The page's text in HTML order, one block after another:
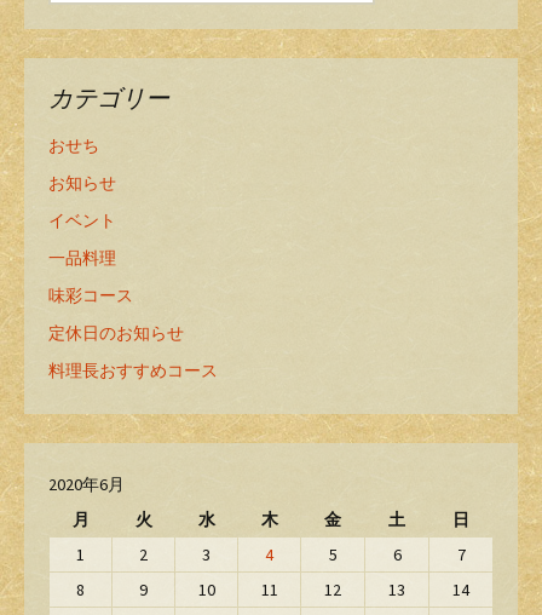
カテゴリー
おせち
お知らせ
イベント
一品料理
味彩コース
定休日のお知らせ
料理長おすすめコース
2020年6月
月
火 水 木 金 土 日
1 2 3 4 5 6
7
8
9 10 11 12 13
14